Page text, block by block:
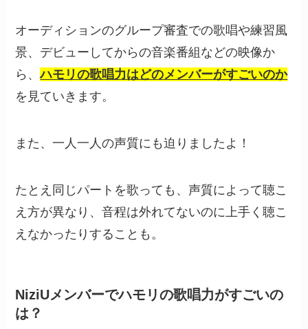
オーディションのグループ審査での歌唱や練習風
景、デビューしてからの音楽番組などの映像か
ら、ハモリの歌唱力はどのメンバーがすごいのか
を見ていきます。
また、一人一人の声質にも迫りましたよ！
たとえ同じパートを歌っても、声質によって聴こ
え方が異なり、音程は外れてないのに上手く聴こ
えなかったりすることも。
NiziUメンバーでハモリの歌唱力がすごいの
は？